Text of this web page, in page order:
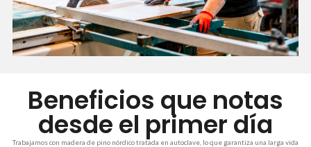
Beneficios que notas
desde el primer día
Trabajamos con madera de pino nórdico tratada en autoclave, lo que garantiza una larga vida